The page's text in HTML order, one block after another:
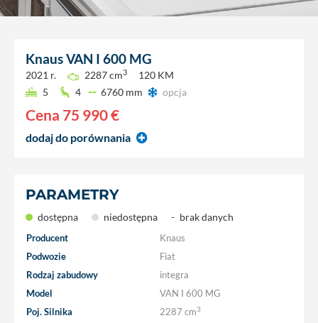
KnausVAN I 600 MG
2021 r. 2287 cm3
120 KM
5
4 6760 mm opcja
Cena 75 990 €
dodaj do porównania
PARAMETRY
dostępna niedostępna - brak danych
Producent
Knaus
Podwozie
Fiat
Rodzaj zabudowy
integra
Model
VAN I 600 MG
Poj. Silnika
2287 cm3